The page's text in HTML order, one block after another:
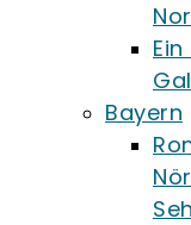
Bayern